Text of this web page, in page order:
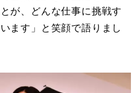
が、どんな仕事に挑戦す
ます」と笑顔で語りまし